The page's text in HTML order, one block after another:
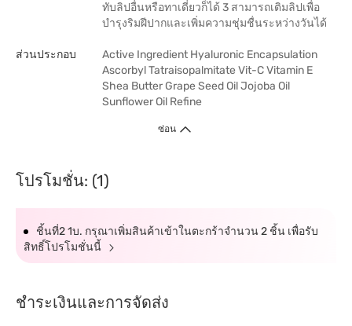
ทับลิปอื่นหรือทาเดี่ยวก็ได้ 3 สามารถเติมลิปเพื่อ
บำรุงริมฝีปากและเพิ่มความชุ่มชื่นระหว่างวันได้
ส่วนประกอบ
Active Ingredient Hyaluronic Encapsulation
Ascorbyl Tatraisopalmitate Vit-C Vitamin E
Shea Butter Grape Seed Oil Jojoba Oil
Sunflower Oil Refine
ซ่อน
โปรโมชั่น: (1)
ชิ้นที่2 1บ. กรุณาเพิ่มสินค้าเข้าในตะกร้าจำนวน 2 ชิ้น เพื่อรับ
สิทธิ์โปรโมชั่นนี้
ชำระเงินและการจัดส่ง